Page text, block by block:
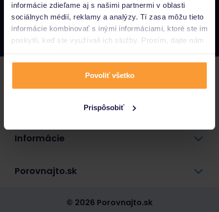
informácie zdieľame aj s našimi partnermi v oblasti
sociálnych médií, reklamy a analýzy. Tí zasa môžu tieto
informácie kombinovať s inými informáciami, ktoré ste im
poskytli, keď ste využívali ich služby. Prosím, dajte nám
na to svoj súhlas.
Povoliť všetko
Prispôsobiť
Napíšte nám
info@porovnajto.sk
Zavolajte nám
0800 400 300
Informácie
Porovnajto.sk
© 2026 Porovnajto.sk